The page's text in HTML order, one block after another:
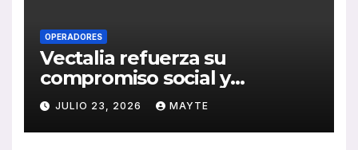
OPERADORES
Vectalia refuerza su
compromiso social y
medioambiental con la
publicación de su Memoria
de RSC 2025
JULIO 23, 2026 MAYTE